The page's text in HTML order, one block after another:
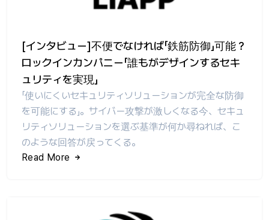
[インタビュー]不便でなければ「鉄筋防御」可能？
ロックインカンパニー「誰もがデザインするセキ
ュリティを実現」
「使いにくいセキュリティソリューションが完全な防御
を可能にする」。サイバー攻撃が激しくなる今、セキュ
リティソリューションを選ぶ基準が何か尋ねれば、こ
のような回答が戻ってくる。
Read More